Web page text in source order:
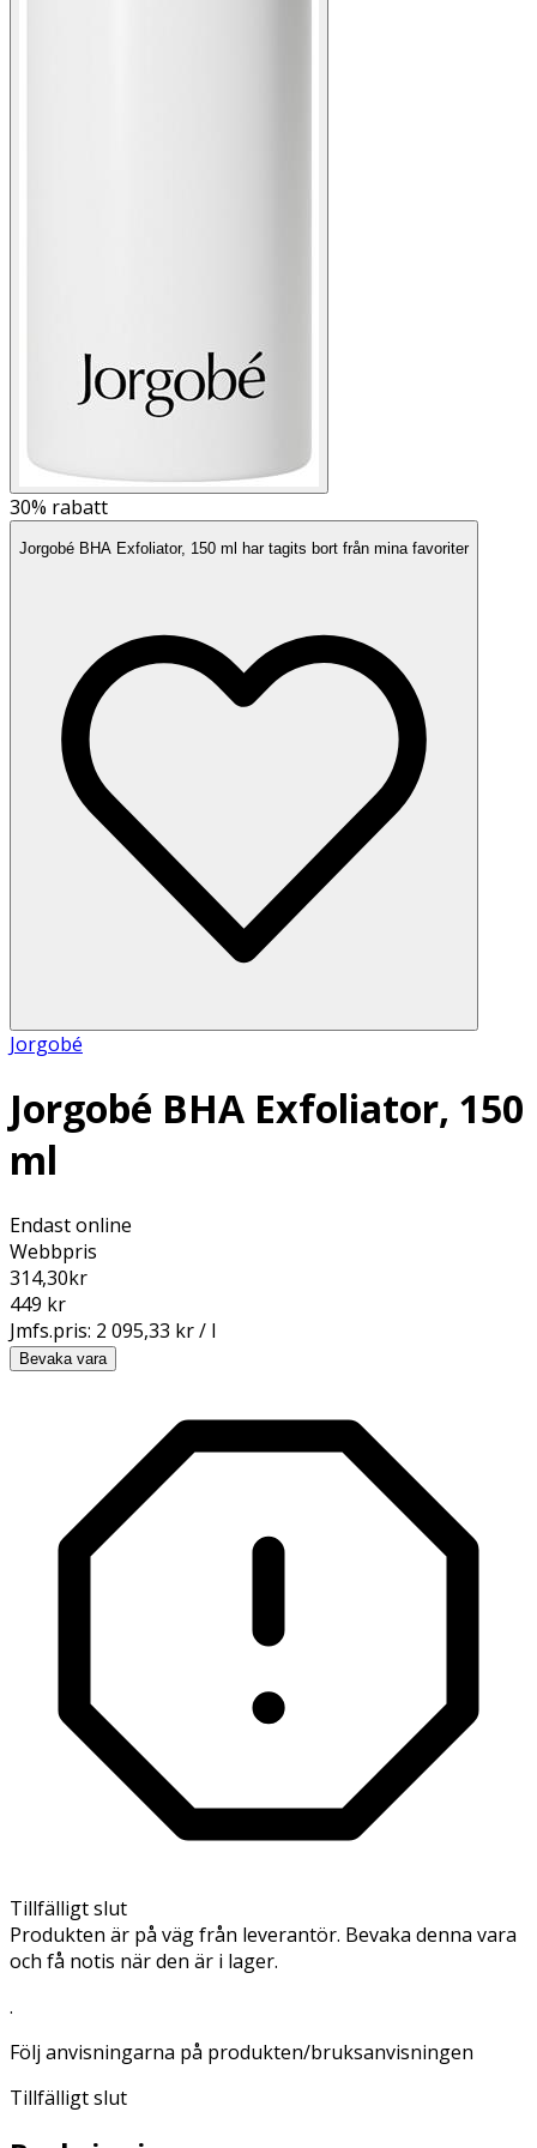
30% rabatt
Jorgobé BHA Exfoliator, 150 ml har tagits bort från mina favoriter
Jorgobé
Jorgobé BHA Exfoliator, 150
ml
Endast online
Webbpris
314,30kr
449 kr
Jmfs.pris: 2 095,33 kr / l
Bevaka vara
Tillfälligt slut
Produkten är på väg från leverantör. Bevaka denna vara
och få notis när den är i lager.
.
Följ anvisningarna på produkten/bruksanvisningen
Tillfälligt slut